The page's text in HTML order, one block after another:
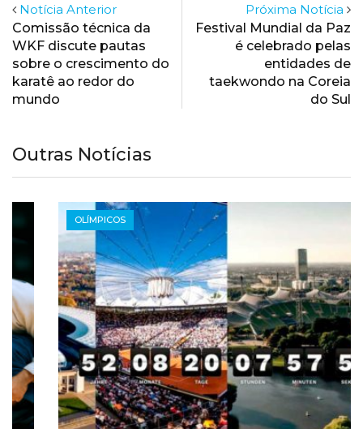
Notícia Anterior
Comissão técnica da
WKF discute pautas
sobre o crescimento do
karatê ao redor do
mundo
Próxima Notícia
Festival Mundial da Paz
é celebrado pelas
entidades de
taekwondo na Coreia
do Sul
Outras Notícias
OLÍMPICOS